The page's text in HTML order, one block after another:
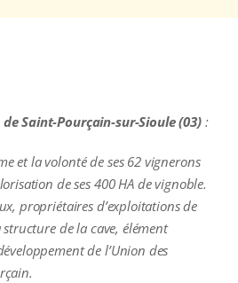
de Saint-Pourçain-sur-Sioule (03):
et la volonté de ses 62 vignerons
de ses 400 HA de vignoble.
propriétaires d’exploitations de
de la cave, élément
de l’Union des